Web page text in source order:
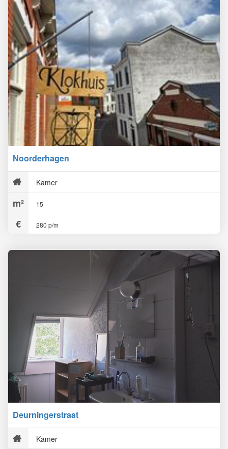
Noorderhagen
Kamer
15
280 p/m
Deurningerstraat
Kamer